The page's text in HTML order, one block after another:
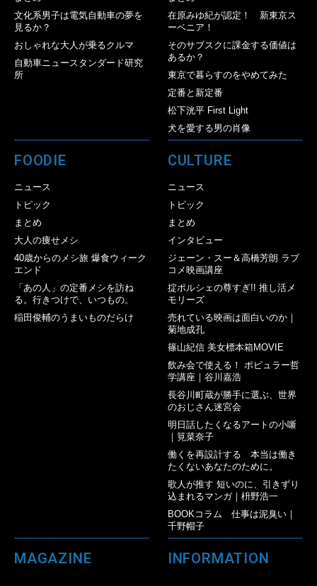
文化系男子は電気自動車の夢を
見るか？
おしゃれな大人が乗るクルマ
自動車ニュースタンダード研究
所
在原みゆ紀が認定！ 新東京ス
ーベニア！
そのサブスクに課金する価値は
あるか？
東京で暮らすのをやめてみた
定番と新定番
松下洸平 First Light
犬を愛する男の肖像
FOODIE
ニュース
トピック
まとめ
大人の痩せメシ
40歳からのメシ旅 爆食ウィーク
エンド
「あの人」の定番メシを訪ね
る。行きつけで、いつもの。
稲田俊輔のうまいものだらけ
CULTURE
ニュース
トピック
まとめ
インタビュー
ジェーン・スー＆高橋芳朗 ラブ
コメ映画講座
掟ポルシェの尊すぎ!! 推し活メ
モリーズ
売れている映画は面白いのか｜
菊地成孔
篠山紀信 美女標本箱MOVIE
飲み会で使える！ ポピュラー哲
学講座｜谷川嘉浩
長谷川町蔵が勝手に選ぶ、世界
のおじさん迷宮会
明日話したくなるアートの小噺
｜筧菜奈子
働くを再設計する 本当は働き
たくないあなたのために。
歌人が推す 短いのに、引きずり
込まれるマンガ｜枡野浩一
BOOKコラム 仕事は泥臭い｜
千野帽子
MAGAZINE INFORMATION